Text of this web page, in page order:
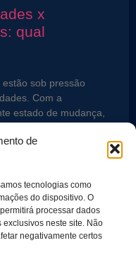
de
tecnologias como
do dispositivo. O
processar dados
neste site. Não
negativamente certos
x
qual
sob pressão
Com a
estado de mudança,